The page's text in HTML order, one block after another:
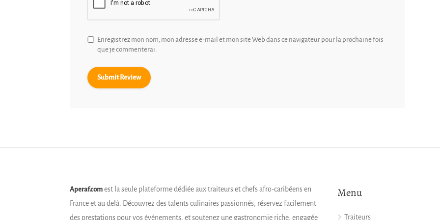
Enregistrez mon nom, mon adresse e-mail et mon site Web dans ce navigateur pour la prochaine fois
que je commenterai.
Aperaf.com est la seule plateforme dédiée aux traiteurs et chefs afro-caribéens en
France et au delà. Découvrez des talents culinaires passionnés, réservez facilement
des prestations pour vos événements, et soutenez une gastronomie riche, engagée
Menu
Traiteurs